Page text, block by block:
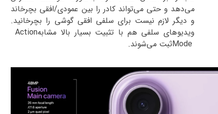
می‌دهد و حتی می‌تواند کادر را بین عمودی/افقی بچرخاند
و دیگر لازم نیست برای سلفی افقی گوشی را بچرخانید.
ویدیوهای سلفی هم با تثبیت بسیار بالا مشابهAction
Modeثبت می‌شوند.